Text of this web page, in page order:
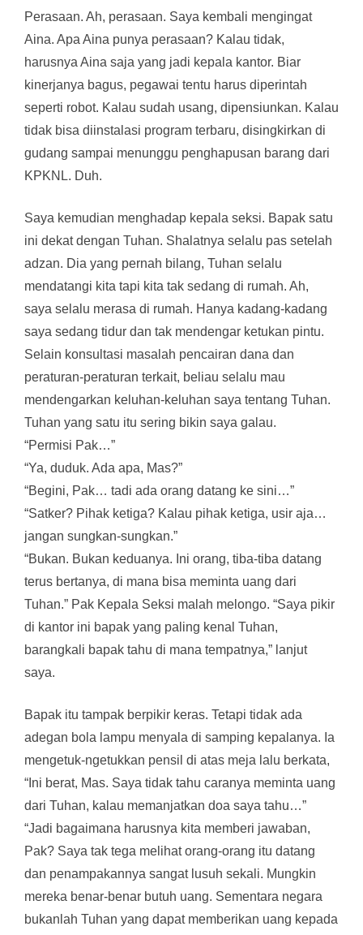
Perasaan. Ah, perasaan. Saya kembali mengingat
Aina. Apa Aina punya perasaan? Kalau tidak,
harusnya Aina saja yang jadi kepala kantor. Biar
kinerjanya bagus, pegawai tentu harus diperintah
seperti robot. Kalau sudah usang, dipensiunkan. Kalau
tidak bisa diinstalasi program terbaru, disingkirkan di
gudang sampai menunggu penghapusan barang dari
KPKNL. Duh.
Saya kemudian menghadap kepala seksi. Bapak satu
ini dekat dengan Tuhan. Shalatnya selalu pas setelah
adzan. Dia yang pernah bilang, Tuhan selalu
mendatangi kita tapi kita tak sedang di rumah. Ah,
saya selalu merasa di rumah. Hanya kadang-kadang
saya sedang tidur dan tak mendengar ketukan pintu.
Selain konsultasi masalah pencairan dana dan
peraturan-peraturan terkait, beliau selalu mau
mendengarkan keluhan-keluhan saya tentang Tuhan.
Tuhan yang satu itu sering bikin saya galau.
“Permisi Pak…”
“Ya, duduk. Ada apa, Mas?”
“Begini, Pak… tadi ada orang datang ke sini…”
“Satker? Pihak ketiga? Kalau pihak ketiga, usir aja…
jangan sungkan-sungkan.”
“Bukan. Bukan keduanya. Ini orang, tiba-tiba datang
terus bertanya, di mana bisa meminta uang dari
Tuhan.” Pak Kepala Seksi malah melongo. “Saya pikir
di kantor ini bapak yang paling kenal Tuhan,
barangkali bapak tahu di mana tempatnya,” lanjut
saya.
Bapak itu tampak berpikir keras. Tetapi tidak ada
adegan bola lampu menyala di samping kepalanya. Ia
mengetuk-ngetukkan pensil di atas meja lalu berkata,
“Ini berat, Mas. Saya tidak tahu caranya meminta uang
dari Tuhan, kalau memanjatkan doa saya tahu…”
“Jadi bagaimana harusnya kita memberi jawaban,
Pak? Saya tak tega melihat orang-orang itu datang
dan penampakannya sangat lusuh sekali. Mungkin
mereka benar-benar butuh uang. Sementara negara
bukanlah Tuhan yang dapat memberikan uang kepada